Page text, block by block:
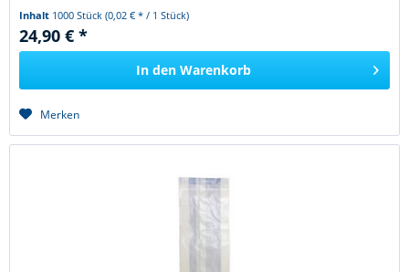
Inhalt 1000 Stück(0,02 € * / 1 Stück)
24,90 € *
In den Warenkorb
Merken